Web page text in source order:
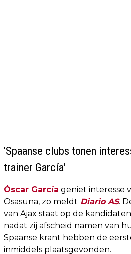
'Spaanse clubs tonen
trainer García'
Óscar García geniet interesse
Osasuna, zo meldt Diario AS.
van Ajax staat op de
nadat zij afscheid namen van
Spaanse krant hebben de
inmiddels plaatsgevonden.